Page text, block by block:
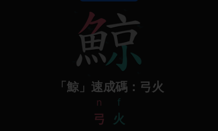
「鯨」速成碼：弓火
n
弓
f
火